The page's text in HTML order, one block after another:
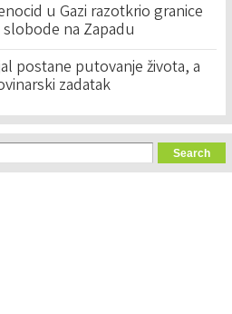
u Gazi razotkrio granice
na Zapadu
postane putovanje života, a
zadatak